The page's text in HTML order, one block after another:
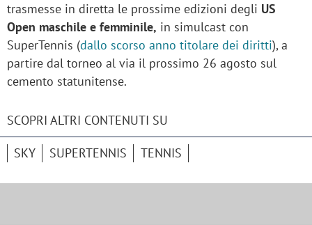
trasmesse in diretta le prossime edizioni degli US
Open maschile e femminile, in simulcast con
SuperTennis (dallo scorso anno titolare dei diritti), a
partire dal torneo al via il prossimo 26 agosto sul
cemento statunitense.
SCOPRI ALTRI CONTENUTI SU
SKY SUPERTENNIS TENNIS